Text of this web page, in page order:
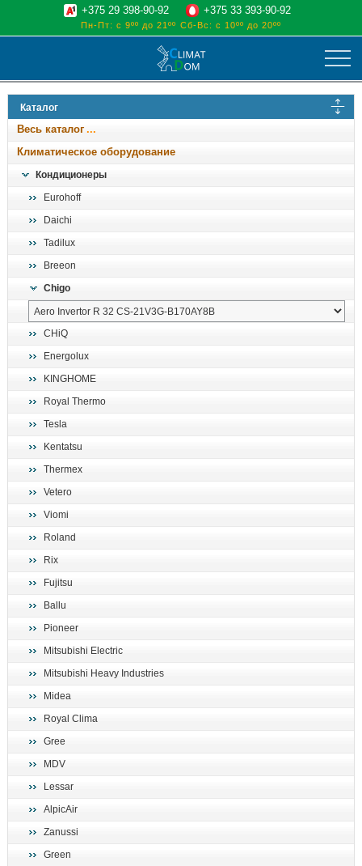
климат
отопительные котлы
водоснабжение
+375 29 398-90-92 +375 33 393-90-92
Пн-Пт: с 9ºº до 21ºº Сб-Вс: с 10ºº до 20ºº
Каталог
Весь каталог
Климатическое оборудование
Кондиционеры
Eurohoff
Daichi
Tadilux
Breeon
Chigo
CHiQ
Energolux
KINGHOME
Royal Thermo
Tesla
Kentatsu
Thermex
Vetero
Viomi
Roland
Rix
Fujitsu
Ballu
Pioneer
Mitsubishi Electric
Mitsubishi Heavy Industries
Midea
Royal Clima
Gree
MDV
Lessar
AlpicAir
Zanussi
Green